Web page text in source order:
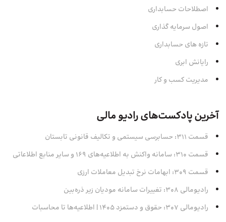
اصطلاحات حسابداری
اصول سرمایه‌ گذاری
تازه های حسابداری
رایانش ابری
مدیریت کسب و کار
آخرین پادکست‌های رادیو مالی
قسمت 311: حسابرسی سیستمی و تکالیف قانونی تابستان
قسمت 310: سامانه واکنش به اطلاعیه‌های 169 و سایر منابع اطلاعاتی
قسمت 309: ابهامات نرخ تبدیل معاملات ارزی
رادیومالی 308: تغییرات سامانه مودیان زیر ذره‌بین
رادیومالی 307: حقوق و دستمزد 1405 | اطلاعیه‌ها تا محاسبات